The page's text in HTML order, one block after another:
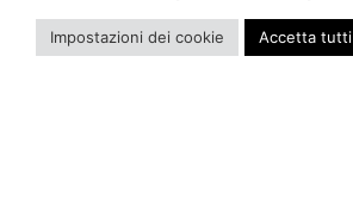
Impostazioni dei cookie Accetta tutti